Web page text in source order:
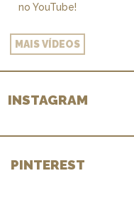
no YouTube!
MAIS VÍDEOS
INSTAGRAM
PINTEREST